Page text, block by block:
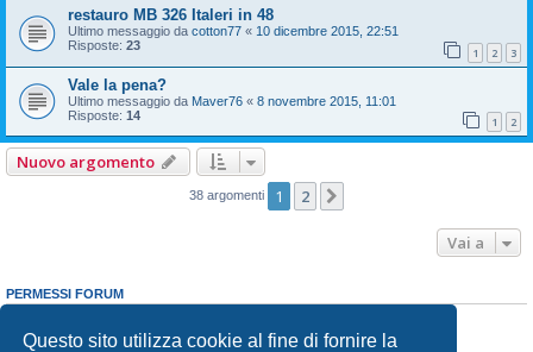
Questo sito utilizza cookie al fine di fornire la
restauro MB 326 Italeri in 48
Ultimo messaggio da cotton77 « 10 dicembre 2015, 22:51
Risposte: 23 1 2 3
Vale la pena?
Ultimo messaggio da Maver76 « 8 novembre 2015, 11:01
Risposte: 14 1 2
Nuovo argomento
38 argomenti 1 2
Vai a
PERMESSI FORUM
Non puoi
rispondere negli argomenti